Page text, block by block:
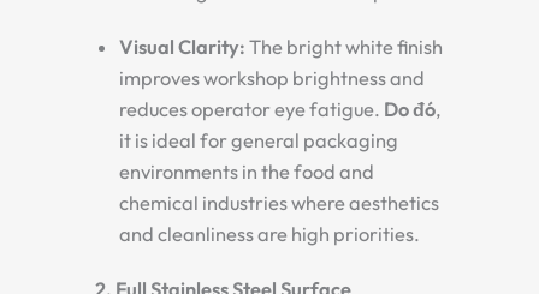
Visual Clarity: The bright white finish
improves workshop brightness and
reduces operator eye fatigue. Do đó,
it is ideal for general packaging
environments in the food and
chemical industries where aesthetics
and cleanliness are high priorities.
2. Full Stainless Steel Surface